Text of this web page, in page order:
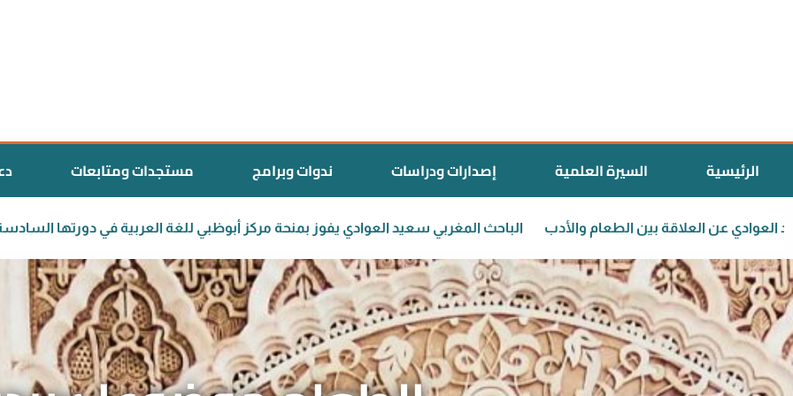
مستجدات ومتابعات ندوات وبرامج إصدارات ودراسات السيرة العلمية الرئيسية
الباحث المغربي سعيد العوادي يفوز بمنحة مركز أبوظبي للغة العربية في الدكتور سعيد العوادي عن العلاقة بين الطعام والأدب